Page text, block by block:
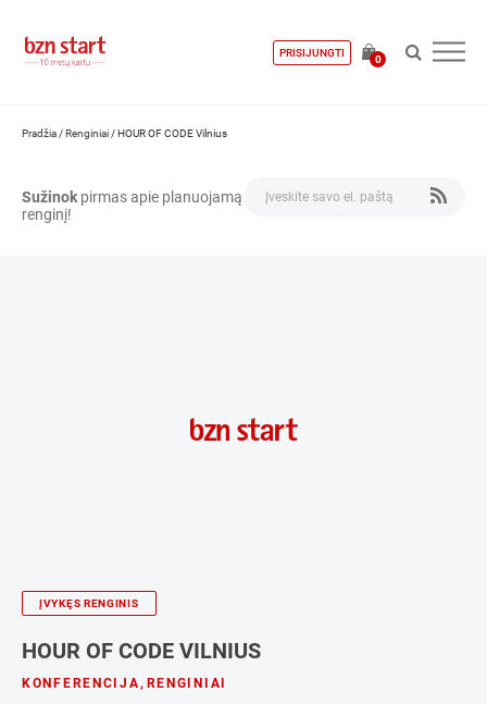
PRISIJUNGTI
0
Pradžia /Renginiai /HOUR OF CODE Vilnius
Sužinok pirmas apie planuojamą
renginį!
ĮVYKĘS RENGINIS
HOUR OF CODE VILNIUS
KONFERENCIJA, RENGINIAI